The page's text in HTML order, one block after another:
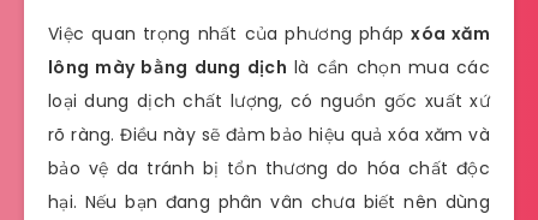
Việc quan trọng nhất của phương phápxóa xăm
lông mày bằng dung dịch là cần chọn mua các
loại dung dịch chất lượng, có nguồn gốc xuất xứ
rõ ràng. Điều này sẽ đảm bảo hiệu quả xóa xăm và
bảo vệ da tránh bị tổn thương do hóa chất độc
hại. Nếu bạn đang phân vân chưa biết nên dùng